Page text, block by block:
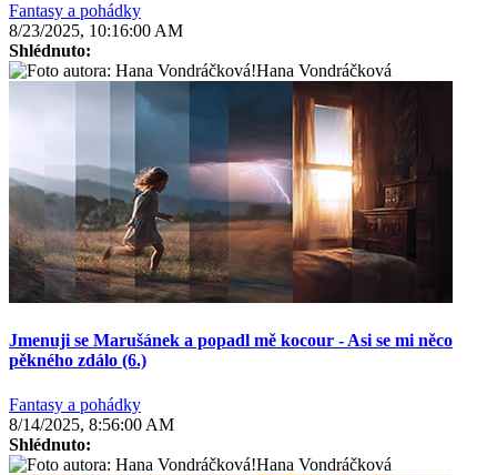
Fantasy a pohádky
8/23/2025, 10:16:00 AM
Shlédnuto:
Hana Vondráčková
Jmenuji se Marušánek a popadl mě kocour - Asi se mi něco
pěkného zdálo (6.)
Fantasy a pohádky
8/14/2025, 8:56:00 AM
Shlédnuto:
Hana Vondráčková